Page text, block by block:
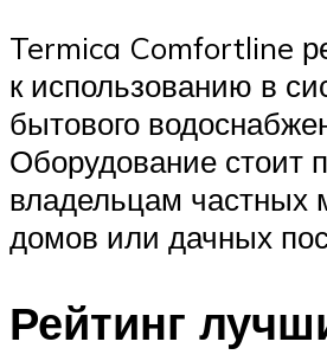
Termica Comfortline
к использованию в
бытового
Оборудование стоит
владельцам частных
домов или дачных
Рейтинг